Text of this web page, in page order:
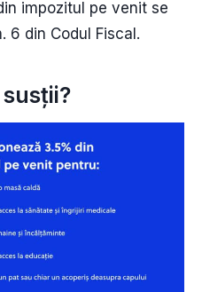
impozitul pe venit se
6 din Codul Fiscal.